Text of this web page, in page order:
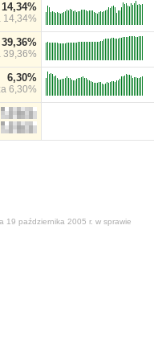
14,34%
14,34%
39,36%
39,36%
6,30%
6,30%
19 października 2005 r. w sprawie